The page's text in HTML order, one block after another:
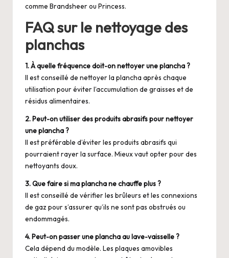
comme Brandsheer ou Princess.
FAQ sur le nettoyage des
planchas
1. À quelle fréquence doit-on nettoyer une plancha ?
Il est conseillé de nettoyer la plancha après chaque
utilisation pour éviter l’accumulation de graisses et de
résidus alimentaires.
2. Peut-on utiliser des produits abrasifs pour nettoyer
une plancha ?
Il est préférable d’éviter les produits abrasifs qui
pourraient rayer la surface. Mieux vaut opter pour des
nettoyants doux.
3. Que faire si ma plancha ne chauffe plus ?
Il est conseillé de vérifier les brûleurs et les connexions
de gaz pour s’assurer qu’ils ne sont pas obstrués ou
endommagés.
4. Peut-on passer une plancha au lave-vaisselle ?
Cela dépend du modèle. Les plaques amovibles